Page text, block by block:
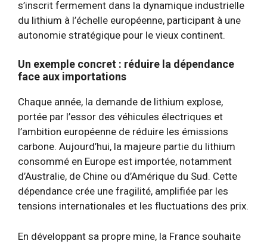
s’inscrit fermement dans la dynamique industrielle
du lithium à l’échelle européenne, participant à une
autonomie stratégique pour le vieux continent.
Un exemple concret : réduire la dépendance
face aux importations
Chaque année, la demande de lithium explose,
portée par l’essor des véhicules électriques et
l’ambition européenne de réduire les émissions
carbone. Aujourd’hui, la majeure partie du lithium
consommé en Europe est importée, notamment
d’Australie, de Chine ou d’Amérique du Sud. Cette
dépendance crée une fragilité, amplifiée par les
tensions internationales et les fluctuations des prix.
En développant sa propre mine, la France souhaite